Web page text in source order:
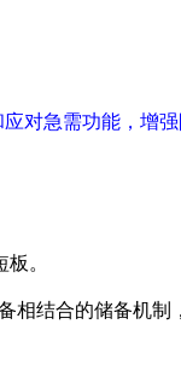
对急需功能，增强
。
相结合的储备机